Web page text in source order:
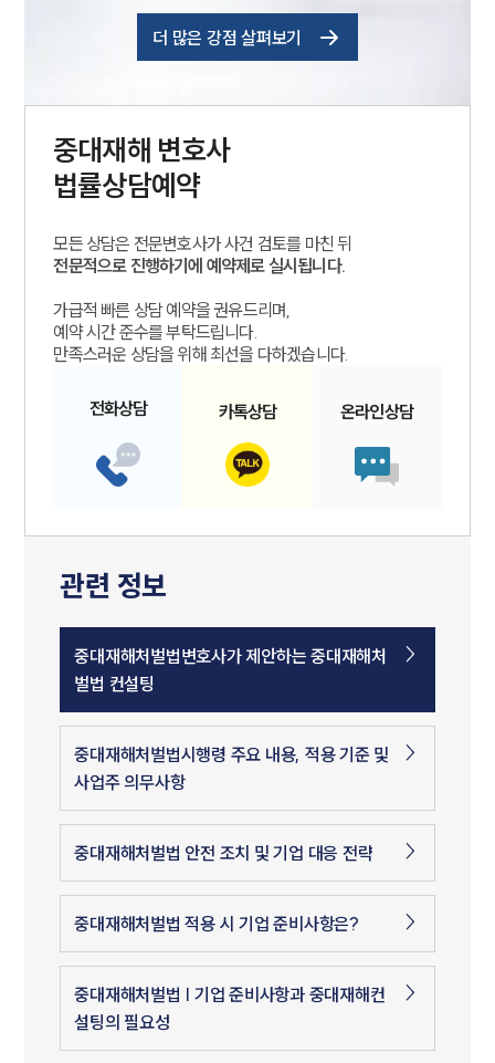
더 많은 강점 살펴보기
중대재해 변호사
법률상담예약
모든 상담은 전문변호사가 사건 검토를 마친 뒤
전문적으로 진행하기에 예약제로 실시됩니다.
가급적 빠른 상담 예약을 권유드리며,
예약 시간 준수를 부탁드립니다.
만족스러운 상담을 위해 최선을 다하겠습니다.
전화상담 카톡상담 온라인상담
관련 정보
중대재해처벌법변호사가 제안하는 중대재해처
벌법 컨설팅
중대재해처벌법시행령 주요 내용, 적용 기준 및
사업주 의무사항
중대재해처벌법 안전 조치 및 기업 대응 전략
중대재해처벌법 적용 시 기업 준비사항은?
중대재해처벌법 | 기업 준비사항과 중대재해컨
설팅의 필요성